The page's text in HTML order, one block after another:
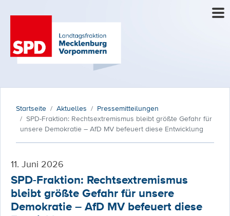
Startseite Aktuelles
Pressemitteilungen
SPD-Fraktion: Rechtsextremismus bleibt größte Gefahr für
unsere Demokratie – AfD MV befeuert diese Entwicklung
11. Juni 2026
SPD-Fraktion: Rechtsextremismus
bleibt größte Gefahr für unsere
Demokratie – AfD MV befeuert diese